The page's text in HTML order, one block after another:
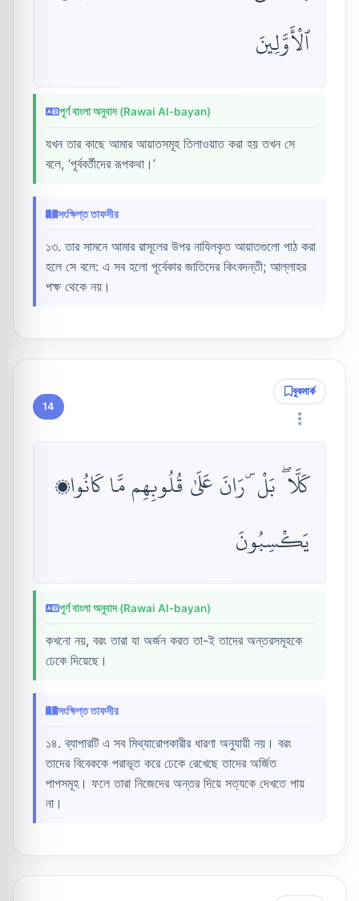
ٱلْأَوَّلِينَ
পূর্ণ বাংলা অনুবাদ (Rawai Al-bayan)
যখন তার কাছে আমার আয়াতসমূহ তিলাওয়াত করা হয় তখন সে
বলে, ‘পূর্ববর্তীদের রূপকথা।’
সংক্ষিপ্ত তাফসীর
১৩. তার সামনে আমার রাসূলের উপর নাযিলকৃত আয়াতগুলো পাঠ করা
হলে সে বলে: এ সব হলো পূর্বেকার জাতিদের কিংবদন্তী; আল্লাহর
পক্ষ থেকে নয়।
14
বুকমার্ক
كَلَّا ۖ بَلْ ۜ رَانَ عَلَىٰ قُلُوبِهِم مَّا كَانُوا۟
يَكْسِبُونَ
পূর্ণ বাংলা অনুবাদ (Rawai Al-bayan)
কখনো নয়, বরং তারা যা অর্জন করত তা-ই তাদের অন্তরসমূহকে
ঢেকে দিয়েছে।
সংক্ষিপ্ত তাফসীর
১৪. ব্যাপারটি এ সব মিথ্যারোপকারীর ধারণা অনুযায়ী নয়। বরং
তাদের বিবেককে পরাভূত করে ঢেকে রেখেছে তাদের অর্জিত
পাপসমূহ। ফলে তারা নিজেদের অন্তর দিয়ে সত্যকে দেখতে পায়
না।